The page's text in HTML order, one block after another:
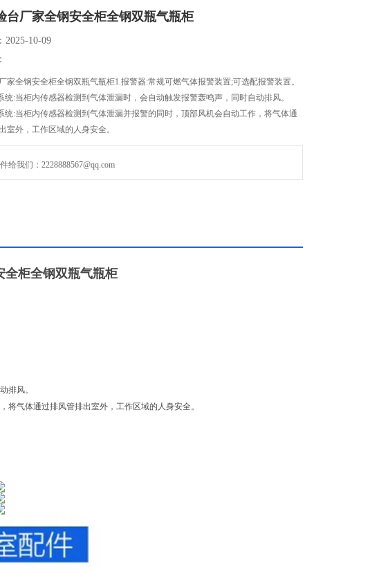
台厂家全钢安全柜全钢双瓶气瓶柜
2025-10-09
家全钢安全柜全钢双瓶气瓶柜1.报警器:常规可燃气体报警装置;可选配报警装置。
统:当柜内传感器检测到气体泄漏时，会自动触发报警轰鸣声，同时自动排风。
统:当柜内传感器检测到气体泄漏并报警的同时，顶部风机会自动工作，将气体通
室外，工作区域的人身安全。
给我们：2228888567@qq.com
全柜全钢双瓶气瓶柜
排风。
气体通过排风管排出室外，工作区域的人身安全。